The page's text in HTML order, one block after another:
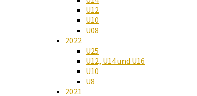
U12
U10
U08
2022
U25
U12, U14 und U16
U10
U8
2021